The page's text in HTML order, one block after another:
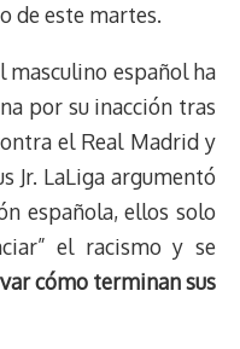
de este martes.
español ha
por su inacción tras
el Real Madrid y
Jr. LaLiga argumentó
española, ellos solo
el racismo y se
cómo terminan sus